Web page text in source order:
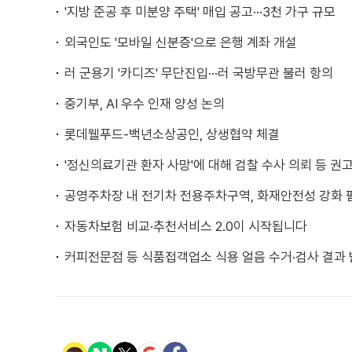
'지방 준공 후 미분양 주택' 매입 공고···3천 가구 규모
외국인도 '모바일 신분증'으로 은행 계좌 개설
러 군용기 '카디즈' 무단진입···러 국방무관 불러 항의
중기부, AI 우수 인재 양성 논의
롯데웰푸드-백년소상공인, 상생협약 체결
'정신의료기관 환자 사망'에 대해 검찰 수사 의뢰 등 권고
공영주차장 내 전기차 전용주차구역, 화재안전성 강화
자동차보험 비교·추천서비스 2.0이 시작됩니다
커피전문점 등 식품접객업소 식용 얼음 수거·검사 결과